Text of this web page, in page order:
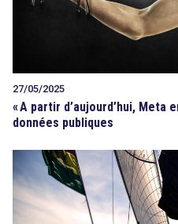
27/05/2025
«A partir d’aujourd’hui, Meta
données publiques